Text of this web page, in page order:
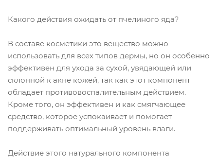
Какого действия ожидать от пчелиного яда?
В составе косметики это вещество можно
использовать для всех типов дермы, но он особенно
эффективен для ухода за сухой, увядающей или
склонной к акне кожей, так как этот компонент
обладает противовоспалительным действием.
Кроме того, он эффективен и как смягчающее
средство, которое успокаивает и помогает
поддерживать оптимальный уровень влаги.
Действие этого натурального компонента